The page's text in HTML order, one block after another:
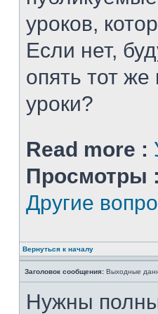
уроков,
Если нет,
опять тот
уроки?
Read more :
Просмотры :
Другие
Вернуться к началу
Заголовок сообщения: Выходные
Нужны